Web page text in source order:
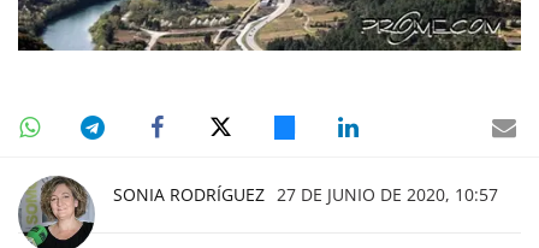
SONIA RODRÍGUEZ 27 DE JUNIO DE 2020, 10:57